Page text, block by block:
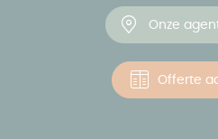
Onze
Offerte